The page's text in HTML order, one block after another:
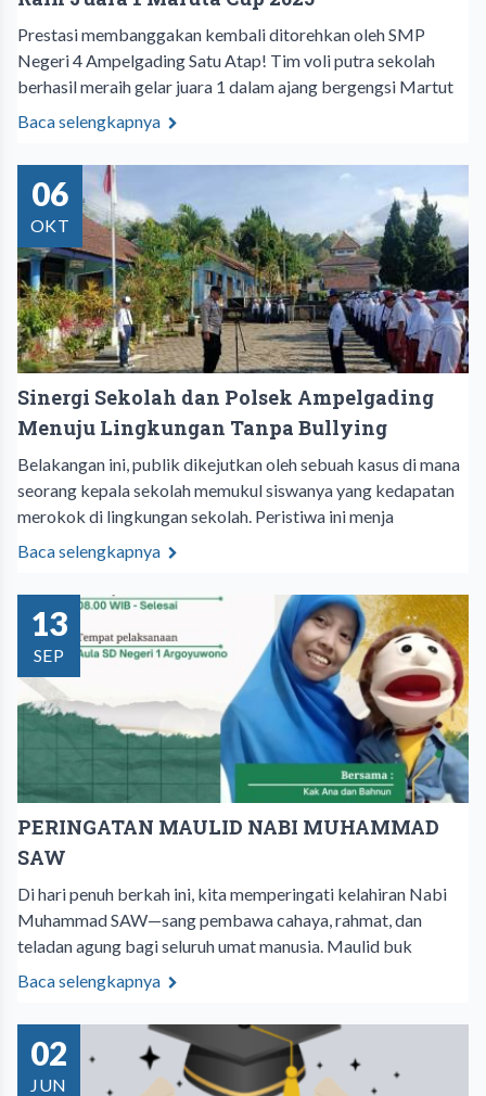
Prestasi membanggakan kembali ditorehkan oleh SMP
Negeri 4 Ampelgading Satu Atap! Tim voli putra sekolah
berhasil meraih gelar juara 1 dalam ajang bergengsi Martut
Baca selengkapnya
06
OKT
Sinergi Sekolah dan Polsek Ampelgading
Menuju Lingkungan Tanpa Bullying
Belakangan ini, publik dikejutkan oleh sebuah kasus di mana
seorang kepala sekolah memukul siswanya yang kedapatan
merokok di lingkungan sekolah. Peristiwa ini menja
Baca selengkapnya
13
SEP
PERINGATAN MAULID NABI MUHAMMAD
SAW
Di hari penuh berkah ini, kita memperingati kelahiran Nabi
Muhammad SAW—sang pembawa cahaya, rahmat, dan
teladan agung bagi seluruh umat manusia. Maulid buk
Baca selengkapnya
02
JUN